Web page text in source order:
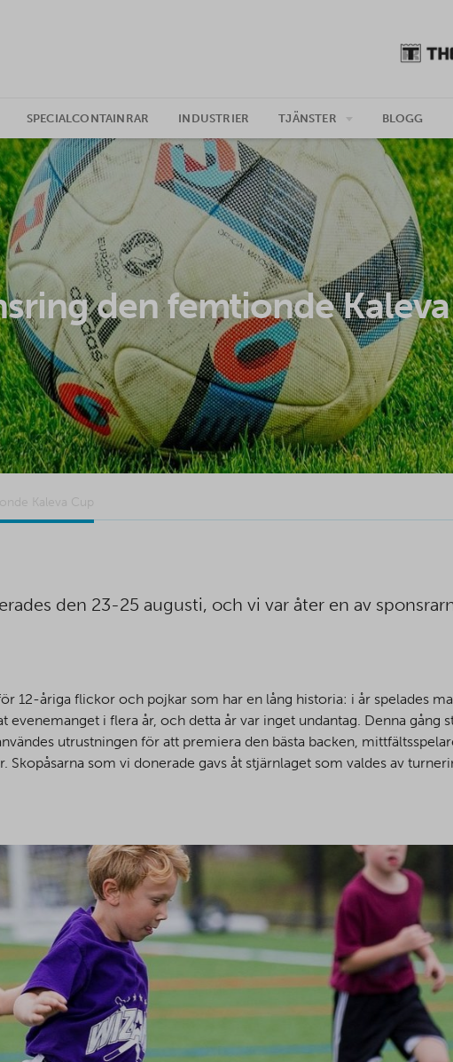
SPECIALCONTAINRAR INDUSTRIER TJÄNSTER BLOGG
den femtionde
Kaleva Cup
den 23-25 augusti, och vi var åter en av
12-åriga flickor och pojkar som har en lång historia: i år spelades
evenemanget i flera år, och detta år var inget undantag. Denna gång
utrustningen för att premiera den bästa backen,
Skopåsarna som vi donerade gavs åt stjärnlaget som valdes av